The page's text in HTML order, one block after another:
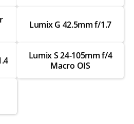
передачи данных
Lumix G 42.5mm f/1.7
Lumix S 24-105mm f/4
Macro OIS